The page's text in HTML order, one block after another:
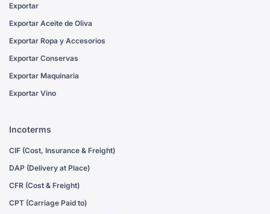
Exportar
Exportar Aceite de Oliva
Exportar Ropa y Accesorios
Exportar Conservas
Exportar Maquinaria
Exportar Vino
Incoterms
CIF (Cost, Insurance & Freight)
DAP (Delivery at Place)
CFR (Cost & Freight)
CPT (Carriage Paid to)